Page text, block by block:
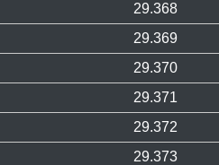
29.368
29.369
29.370
29.371
29.372
29.373